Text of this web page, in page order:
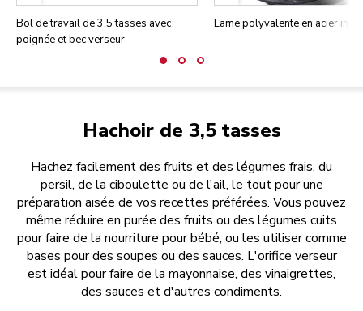
Bol de travail de 3,5 tasses avec
poignée et bec verseur
Lame polyvalente en acier
Hachoir de 3,5 tasses
Hachez facilement des fruits et des légumes frais, du
persil, de la ciboulette ou de l'ail, le tout pour une
préparation aisée de vos recettes préférées. Vous pouvez
même réduire en purée des fruits ou des légumes cuits
pour faire de la nourriture pour bébé, ou les utiliser comme
bases pour des soupes ou des sauces. L'orifice verseur
est idéal pour faire de la mayonnaise, des vinaigrettes,
des sauces et d'autres condiments.